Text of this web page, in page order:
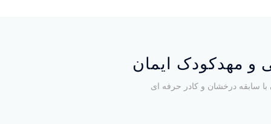
و مهدکودک ایمان
سابقه درخشان و کادر حرفه ای